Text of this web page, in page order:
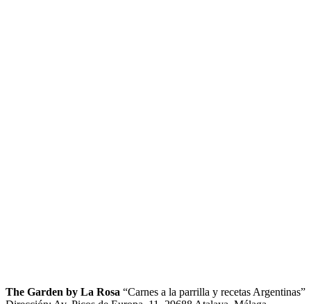
The Garden by La Rosa “Carnes a la parrilla y recetas Argentinas”